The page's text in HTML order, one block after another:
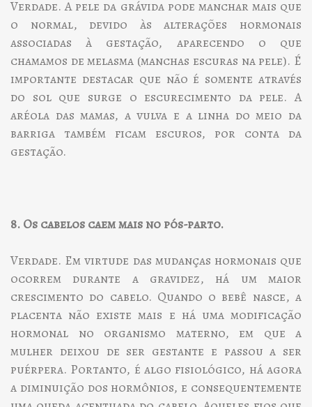
Verdade. A pele da grávida pode manchar mais que
o normal, devido às alterações hormonais
associadas à gestação, aparecendo o que
chamamos de melasma (manchas escuras na pele). É
importante destacar que não é somente através
do sol que surge o escurecimento da pele. A
aréola das mamas, a vulva e a linha do meio da
barriga também ficam escuros, por conta da
gestação.
8. Os cabelos caem mais no pós-parto.
Verdade. Em virtude das mudanças hormonais que
ocorrem durante a gravidez, há um maior
crescimento do cabelo. Quando o bebê nasce, a
placenta não existe mais e há uma modificação
hormonal no organismo materno, em que a
mulher deixou de ser gestante e passou a ser
puérpera. Portanto, é algo fisiológico, há agora
a diminuição dos hormônios, e consequentemente